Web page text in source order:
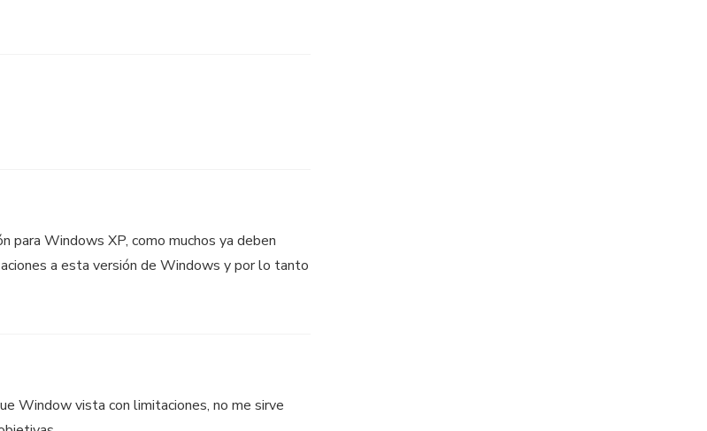
para Windows XP, como muchos ya deben
a esta versión de Windows y por lo tanto
Window vista con limitaciones, no me sirve